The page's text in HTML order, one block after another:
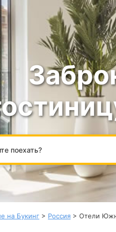
на Букинг > Россия > Отели